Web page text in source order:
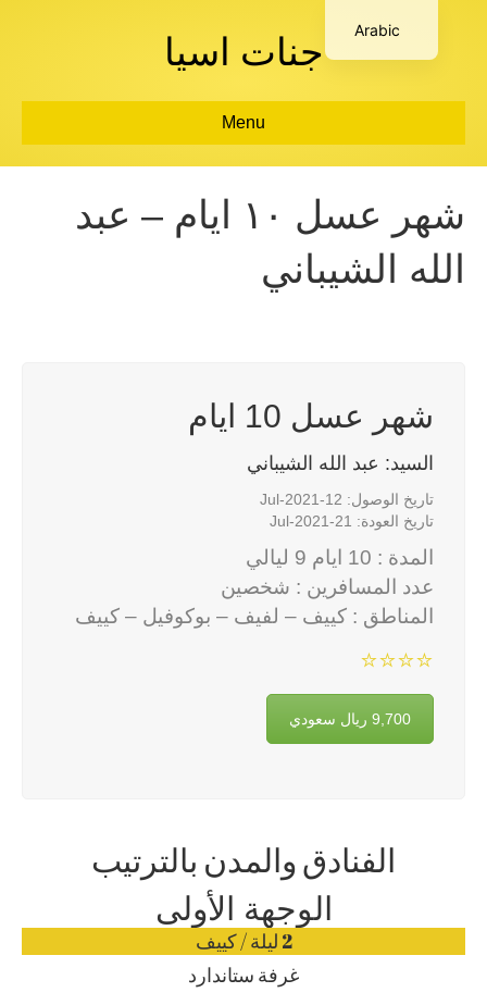
جنات اسيا
Menu
شهر عسل ١٠ ايام – عبد
الله الشيباني
شهر عسل 10 ايام
السيد: عبد الله الشيباني
تاريخ الوصول: 12-Jul-2021
تاريخ العودة: 21-Jul-2021
المدة : 10 ايام 9 ليالي
عدد المسافرين : شخصين
المناطق : كييف – لفيف – بوكوفيل – كييف
⭐⭐⭐⭐
9,700 ريال سعودي
الفنادق والمدن بالترتيب
الوجهة الأولى
2 ليلة / كييف
غرفة ستاندارد
Arabic